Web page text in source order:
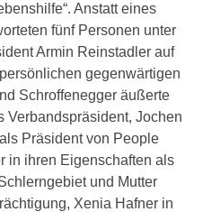
Anstatt eines
fünf Personen unter
Armin Reinstadler auf
gegenwärtigen
Schroffenegger äußerte
Verbandspräsident, Jochen
Präsident von People
in ihren Eigenschaften als
und Mutter
Xenia Hafner in